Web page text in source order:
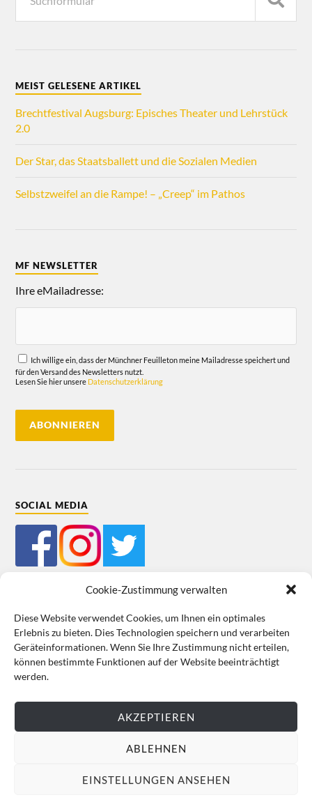
Cookie-Zustimmung verwalten
Diese Website verwendet Cookies, um Ihnen ein optimales
Erlebnis zu bieten. Dies Technologien speichern und verarbeiten
Geräteinformationen. Wenn Sie Ihre Zustimmung nicht erteilen,
können bestimmte Funktionen auf der Website beeinträchtigt
werden.
AKZEPTIEREN
ABLEHNEN
EINSTELLUNGEN ANSEHEN
MEIST GELESENE ARTIKEL
Brechtfestival Augsburg: Episches Theater und Lehrstück
2.0
Der Star, das Staatsballett und die Sozialen Medien
Selbstzweifel an die Rampe! – „Creep“ im Pathos
MF NEWSLETTER
Ihre eMailadresse:
Ich willige ein, dass der Münchner Feuilleton meine Mailadresse speichert und
für den Versand des Newsletters nutzt.
Lesen Sie hier unsere Datenschutzerklärung
SOCIAL MEDIA
Mein Bestellkonto Kundeninformationen Datenschutz
Cookie-Richtlinie (EU) Impressum
VERTRAG WIDERRUFEN